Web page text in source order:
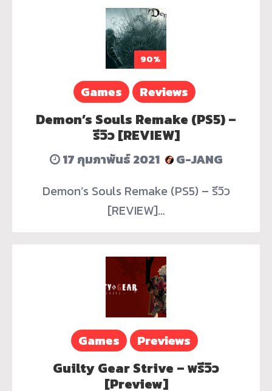
90%
Games Reviews
Demon’s Souls Remake (PS5) –
รีวิว [REVIEW]
17 กุมภาพันธ์ 2021
G-JANG
Demon’s Souls Remake (PS5) – รีวิว
[REVIEW]…
Games Previews
Guilty Gear Strive – พรีวิว
[Preview]